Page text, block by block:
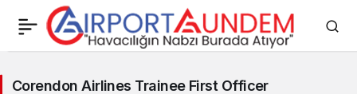
Corendon Airlines Trainee First Officer